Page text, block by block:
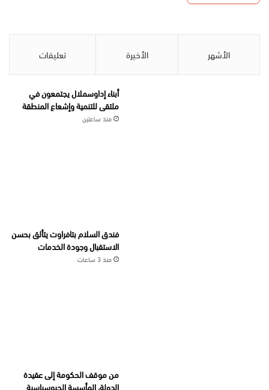
الأشهر الأخيرة تعليقات
أبناء إداوسملال يجتمعون في
ملتقى للتنمية وإشعاع المنطقة
منذ ساعتين
فندق السلام بتافراوت يتألق بحسن
الاستقبال وجودة الخدمات
منذ 3 ساعات
من موقف الحكومة إلى عقيدة
الدولة، المأسسة الجيوسياسية